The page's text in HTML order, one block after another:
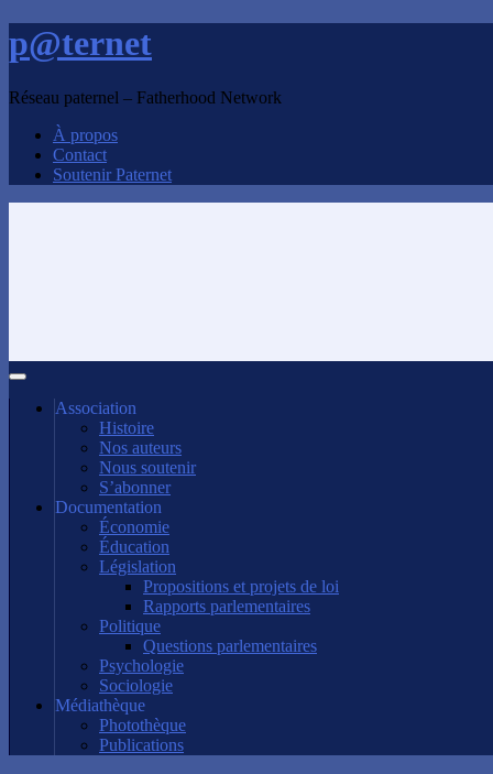
p@ternet
Réseau paternel – Fatherhood Network
À propos
Contact
Soutenir Paternet
Association
Histoire
Nos auteurs
Nous soutenir
S’abonner
Documentation
Économie
Éducation
Législation
Propositions et projets de loi
Rapports parlementaires
Politique
Questions parlementaires
Psychologie
Sociologie
Médiathèque
Photothèque
Publications